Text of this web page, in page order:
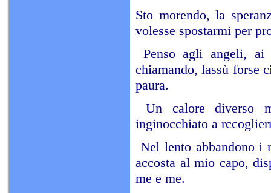
Sto morendo, la
volesse spostarmi per
Penso agli angeli,
chiamando, lassù forse
paura.
Un calore diverso
inginocchiato a
Nel lento abbandono i
accosta al mio capo,
me e me.